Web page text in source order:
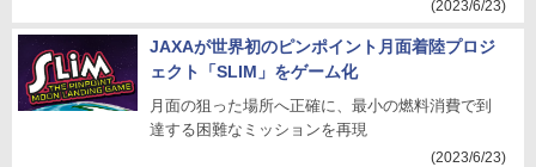
(2023/6/23)
JAXAが世界初のピンポイント月面着陸プロジ
ェクト「SLIM」をゲーム化
月面の狙った場所へ正確に、最小の燃料消費で到
達する困難なミッションを再現
(2023/6/23)